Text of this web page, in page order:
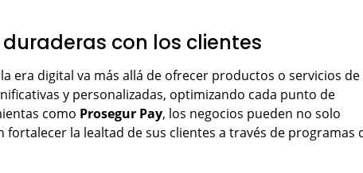
con los clientes
era digital va más allá de ofrecer productos o servicios de
y personalizadas, optimizando cada punto de
como Prosegur Pay, los negocios pueden no solo
la lealtad de sus clientes a través de programas